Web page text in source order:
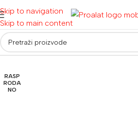
Skip to navigation
Skip to main content
Početna/ Ručni alati i oprema
RASP
RODA
NO